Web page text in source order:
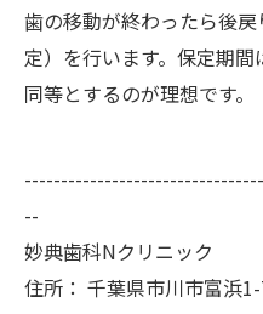
歯の移動が終わったら後
定）を行います。保定期
同等とするのが理想です。
--
妙典歯科Nクリニック
住所： 千葉県市川市富浜